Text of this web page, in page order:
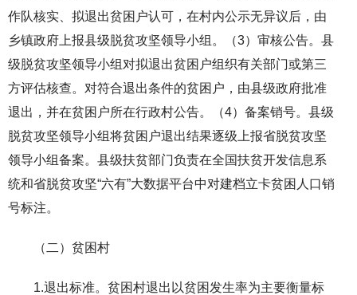
作队核实、拟退出贫困户认可，在村内公示无异议后，由
乡镇政府上报县级脱贫攻坚领导小组。（3）审核公告。县
级脱贫攻坚领导小组对拟退出贫困户组织有关部门或第三
方评估核查。对符合退出条件的贫困户，由县级政府批准
退出，并在贫困户所在行政村公告。（4）备案销号。县级
脱贫攻坚领导小组将贫困户退出结果逐级上报省脱贫攻坚
领导小组备案。县级扶贫部门负责在全国扶贫开发信息系
统和省脱贫攻坚“六有”大数据平台中对建档立卡贫困人口销
号标注。
（二）贫困村
1.退出标准。贫困村退出以贫困发生率为主要衡量标